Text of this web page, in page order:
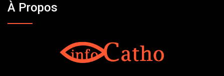
À Propos